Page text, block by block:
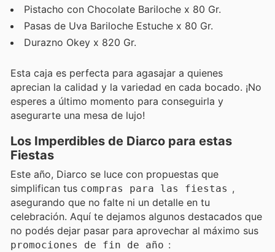
Pistacho con Chocolate Bariloche x 80 Gr.
Pasas de Uva Bariloche Estuche x 80 Gr.
Durazno Okey x 820 Gr.
Esta caja es perfecta para agasajar a quienes
aprecian la calidad y la variedad en cada bocado. ¡No
esperes a último momento para conseguirla y
asegurarte una mesa de lujo!
Los Imperdibles de Diarco para estas
Fiestas
Este año, Diarco se luce con propuestas que
simplifican tus compras para las fiestas ,
asegurando que no falte ni un detalle en tu
celebración. Aquí te dejamos algunos destacados que
no podés dejar pasar para aprovechar al máximo sus
promociones de fin de año :